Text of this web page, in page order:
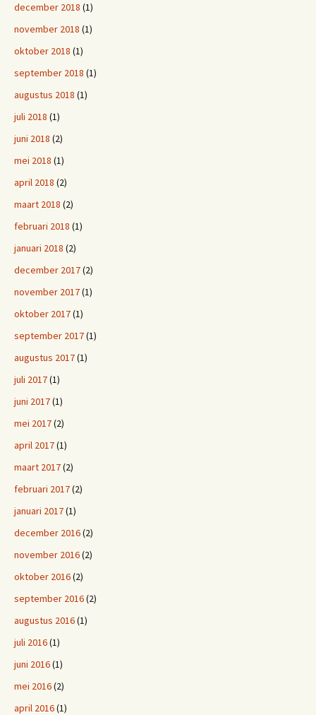
december 2018 (1)
november 2018 (1)
oktober 2018 (1)
september 2018 (1)
augustus 2018 (1)
juli 2018 (1)
juni 2018 (2)
mei 2018 (1)
april 2018 (2)
maart 2018 (2)
februari 2018 (1)
januari 2018 (2)
december 2017(2)
november 2017(1)
oktober 2017(1)
september 2017(1)
augustus 2017(1)
juli 2017(1)
juni 2017(1)
mei 2017(2)
april 2017(1)
maart 2017(2)
februari 2017(2)
januari 2017(1)
december 2016(2)
november 2016(2)
oktober 2016(2)
september 2016(2)
augustus 2016(1)
juli 2016(1)
juni 2016(1)
mei 2016(2)
april 2016(1)